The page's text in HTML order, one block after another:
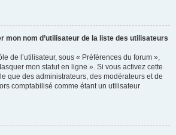
mon nom d’utilisateur de la liste des utilisateurs
de l’utilisateur, sous « Préférences du forum »,
mon statut en ligne ». Si vous activez cette
que des administrateurs, des modérateurs et de
comptabilisé comme étant un utilisateur